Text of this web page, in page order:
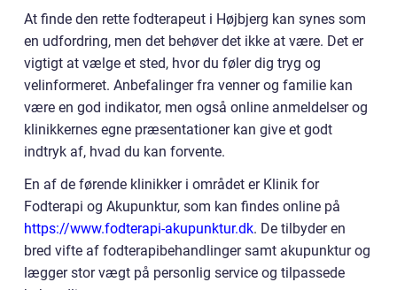
At finde den rette fodterapeut i Højbjerg kan synes som
en udfordring, men det behøver det ikke at være. Det er
vigtigt at vælge et sted, hvor du føler dig tryg og
velinformeret. Anbefalinger fra venner og familie kan
være en god indikator, men også online anmeldelser og
klinikkernes egne præsentationer kan give et godt
indtryk af, hvad du kan forvente.
En af de førende klinikker i området er Klinik for
Fodterapi og Akupunktur, som kan findes online på
https://www.fodterapi-akupunktur.dk. De tilbyder en
bred vifte af fodterapibehandlinger samt akupunktur og
lægger stor vægt på personlig service og tilpassede